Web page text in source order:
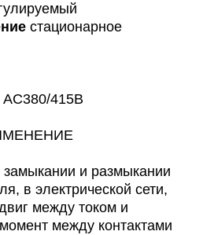
стационарное
AC380/415В
замыкании и размыкании
в электрической сети,
между током и
между контактами